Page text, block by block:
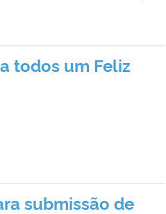
todos um Feliz
submissão de